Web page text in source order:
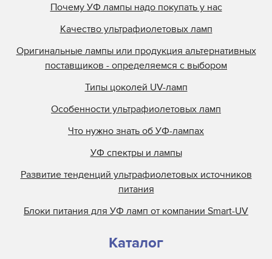
Почему УФ лампы надо покупать у нас
Качество ультрафиолетовых ламп
Оригинальные лампы или продукция альтернативных
поставщиков - определяемся с выбором
Типы цоколей UV-ламп
Особенности ультрафиолетовых ламп
Что нужно знать об УФ-лампах
УФ спектры и лампы
Развитие тенденций ультрафиолетовых источников
питания
Блоки питания для УФ ламп от компании Smart-UV
Каталог